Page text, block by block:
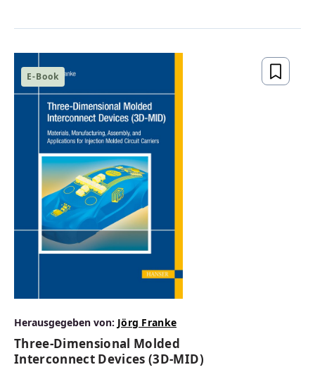
E-Book
Herausgegeben von: Jörg Franke
Three-Dimensional Molded
Interconnect Devices (3D-MID)